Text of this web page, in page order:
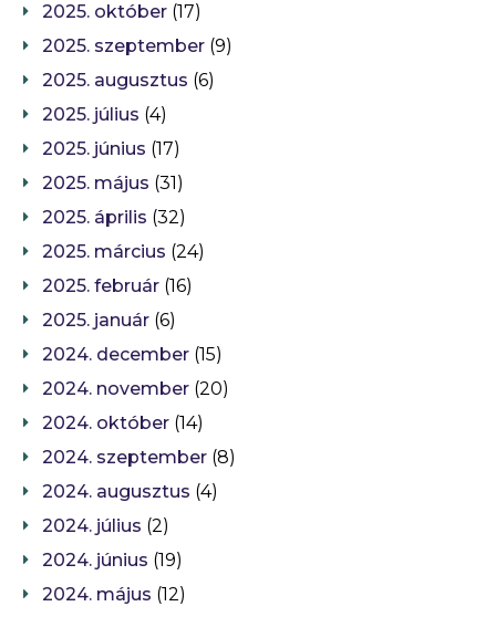
2025. október (17)
2025. szeptember (9)
2025. augusztus (6)
2025. július (4)
2025. június (17)
2025. május (31)
2025. április (32)
2025. március (24)
2025. február (16)
2025. január (6)
2024. december (15)
2024. november (20)
2024. október (14)
2024. szeptember (8)
2024. augusztus (4)
2024. július (2)
2024. június (19)
2024. május (12)